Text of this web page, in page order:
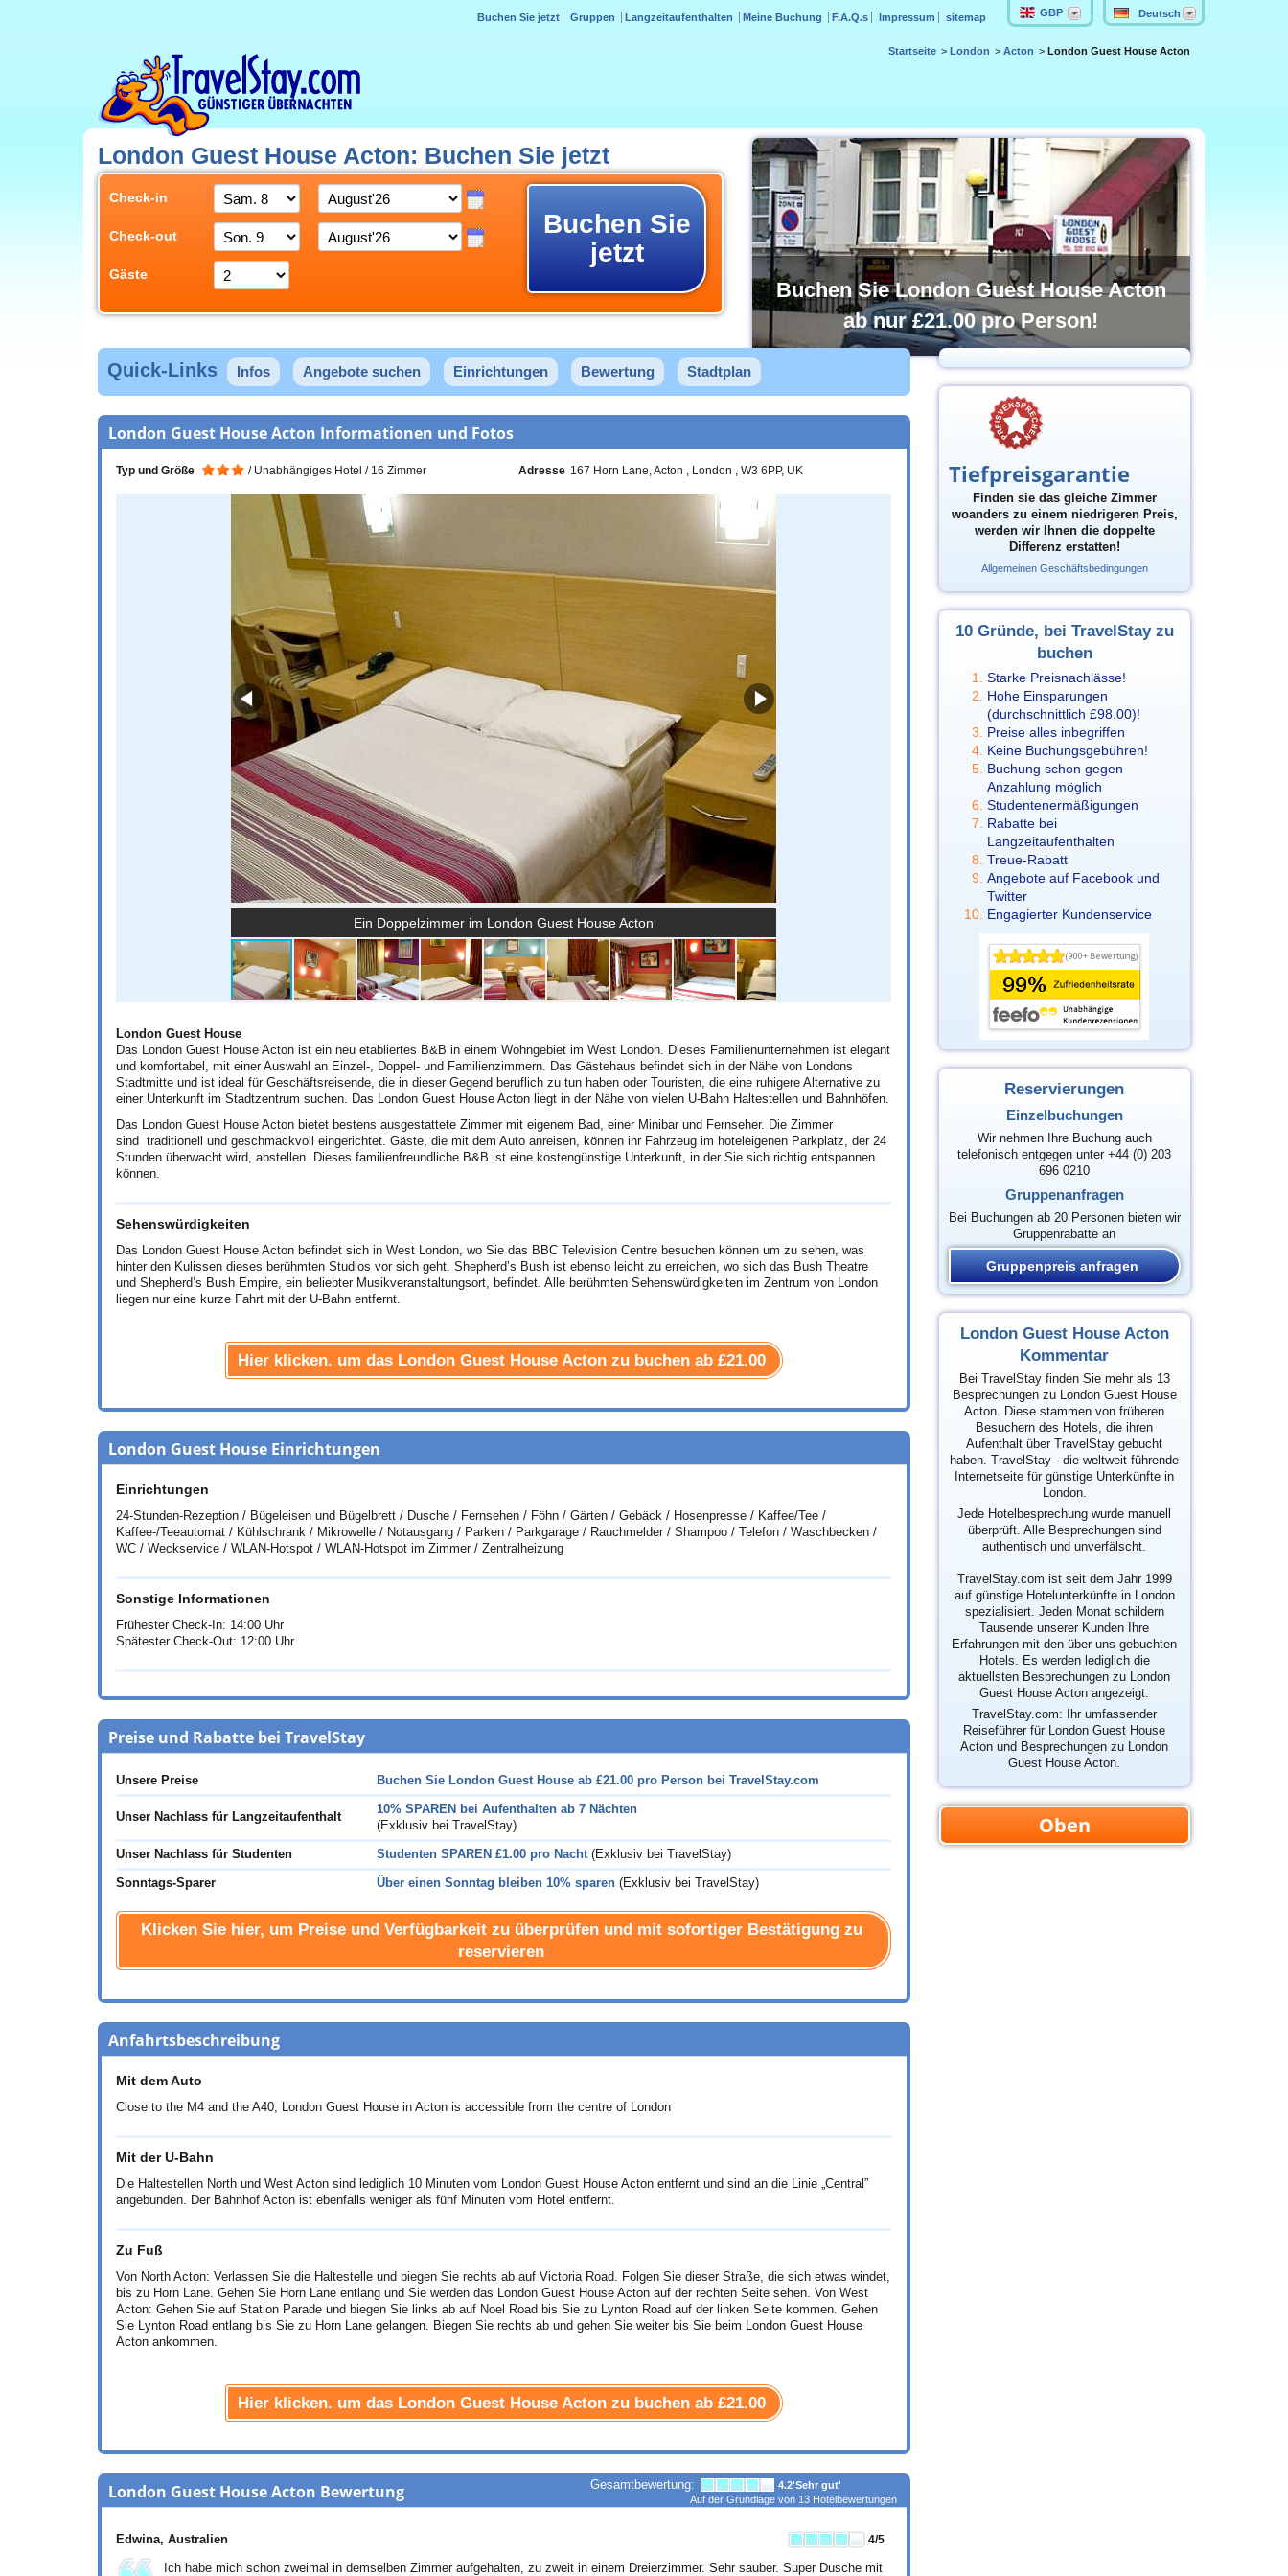
Deutsch
GBP
Buchen Sie jetzt Gruppen Langzeitaufenthalten Meine Buchung F.A.Q.s Impressum sitemap
Startseite London Acton London Guest House Acton
London Guest House Acton: Buchen Sie jetzt
Check-in
Check-out
Gäste
Buchen Sie
jetzt
Buchen Sie London Guest House Acton
ab nur£21.00pro Person!
Quick-Links Infos Angebote suchen Einrichtungen Bewertung Stadtplan
London Guest House Acton Informationen und Fotos
Typ und Größe Unabhängiges Hotel 16 Zimmer Adresse 167 Horn Lane Acton London W3 6PP UK
Ein Doppelzimmer im London Guest House Acton
London Guest House
Das London Guest House Acton ist ein neu etabliertes B&B in einem Wohngebiet im West London. Dieses Familienunternehmen ist elegant
und komfortabel, mit einer Auswahl an Einzel-, Doppel- und Familienzimmern. Das Gästehaus befindet sich in der Nähe von Londons
Stadtmitte und ist ideal für Geschäftsreisende, die in dieser Gegend beruflich zu tun haben oder Touristen, die eine ruhigere Alternative zu
einer Unterkunft im Stadtzentrum suchen. Das London Guest House Acton liegt in der Nähe von vielen U-Bahn Haltestellen und Bahnhöfen.
Das London Guest House Acton bietet bestens ausgestattete Zimmer mit eigenem Bad, einer Minibar und Fernseher. Die Zimmer
sind traditionell und geschmackvoll eingerichtet. Gäste, die mit dem Auto anreisen, können ihr Fahrzeug im hoteleigenen Parkplatz, der 24
Stunden überwacht wird, abstellen. Dieses familienfreundliche B&B ist eine kostengünstige Unterkunft, in der Sie sich richtig entspannen
können.
Sehenswürdigkeiten
Das London Guest House Acton befindet sich in West London, wo Sie das BBC Television Centre besuchen können um zu sehen, was
hinter den Kulissen dieses berühmten Studios vor sich geht. Shepherd’s Bush ist ebenso leicht zu erreichen, wo sich das Bush Theatre
und Shepherd’s Bush Empire, ein beliebter Musikveranstaltungsort, befindet. Alle berühmten Sehenswürdigkeiten im Zentrum von London
liegen nur eine kurze Fahrt mit der U-Bahn entfernt.
Hier klicken. um das London Guest House Acton zu buchen ab £21.00
London Guest House Einrichtungen
Einrichtungen
24-Stunden-Rezeption / Bügeleisen und Bügelbrett / Dusche / Fernsehen / Föhn / Gärten / Gebäck / Hosenpresse / Kaffee/Tee /
Kaffee-/Teeautomat / Kühlschrank / Mikrowelle / Notausgang / Parken / Parkgarage / Rauchmelder / Shampoo / Telefon / Waschbecken /
WC / Weckservice / WLAN-Hotspot / WLAN-Hotspot im Zimmer / Zentralheizung
Sonstige Informationen
Frühester Check-In: 14:00 Uhr
Spätester Check-Out: 12:00 Uhr
Preise und Rabatte bei TravelStay
Unsere Preise Buchen Sie London Guest House ab £21.00 pro Person bei TravelStay.com
Unser Nachlass für Langzeitaufenthalt
10% SPAREN bei Aufenthalten ab 7 Nächten
(Exklusiv bei TravelStay)
Unser Nachlass für Studenten Studenten SPAREN £1.00 pro Nacht(Exklusiv bei TravelStay)
Sonntags-Sparer Über einen Sonntag bleiben 10% sparen (Exklusiv bei TravelStay)
Klicken Sie hier, um Preise und Verfügbarkeit zu überprüfen und mit sofortiger Bestätigung zu
reservieren
Anfahrtsbeschreibung
Mit dem Auto
Close to the M4 and the A40, London Guest House in Acton is accessible from the centre of London
Mit der U-Bahn
Die Haltestellen North und West Acton sind lediglich 10 Minuten vom London Guest House Acton entfernt und sind an die Linie „Central”
angebunden. Der Bahnhof Acton ist ebenfalls weniger als fünf Minuten vom Hotel entfernt.
Zu Fuß
Von North Acton: Verlassen Sie die Haltestelle und biegen Sie rechts ab auf Victoria Road. Folgen Sie dieser Straße, die sich etwas windet,
bis zu Horn Lane. Gehen Sie Horn Lane entlang und Sie werden das London Guest House Acton auf der rechten Seite sehen. Von West
Acton: Gehen Sie auf Station Parade und biegen Sie links ab auf Noel Road bis Sie zu Lynton Road auf der linken Seite kommen. Gehen
Sie Lynton Road entlang bis Sie zu Horn Lane gelangen. Biegen Sie rechts ab und gehen Sie weiter bis Sie beim London Guest House
Acton ankommen.
Hier klicken. um das London Guest House Acton zu buchen ab £21.00
London Guest House Acton Bewertung Gesamtbewertung: 4.2'Sehr gut'
Auf der Grundlage von 13Hotelbewertungen
Edwina, Australien 4/5
Ich habe mich schon zweimal in demselben Zimmer aufgehalten, zu zweit in einem Dreierzimmer. Sehr sauber. Super Dusche mit
Tiefpreisgarantie
Finden sie das gleiche Zimmer
woanders zu einem niedrigeren Preis,
werden wir Ihnen die doppelte
Differenz erstatten!
Allgemeinen Geschäftsbedingungen
10 Gründe, bei TravelStay zu
buchen
Starke Preisnachlässe!
Hohe Einsparungen
(durchschnittlich £98.00)!
Preise alles inbegriffen
Keine Buchungsgebühren!
Buchung schon gegen
Anzahlung möglich
Studentenermäßigungen
Rabatte bei
Langzeitaufenthalten
Treue-Rabatt
Angebote auf Facebook und
Twitter
Engagierter Kundenservice
Reservierungen
Einzelbuchungen
Wir nehmen Ihre Buchung auch
telefonisch entgegen unter +44 (0) 203
696 0210
Gruppenanfragen
Bei Buchungen ab 20 Personen bieten wir
Gruppenrabatte an
Gruppenpreis anfragen
London Guest House Acton
Kommentar
Bei TravelStay finden Sie mehr als 13
Besprechungen zu London Guest House
Acton. Diese stammen von früheren
Besuchern des Hotels, die ihren
Aufenthalt über TravelStay gebucht
haben. TravelStay - die weltweit führende
Internetseite für günstige Unterkünfte in
London.
Jede Hotelbesprechung wurde manuell
überprüft. Alle Besprechungen sind
authentisch und unverfälscht.
TravelStay.com ist seit dem Jahr 1999
auf günstige Hotelunterkünfte in London
spezialisiert. Jeden Monat schildern
Tausende unserer Kunden Ihre
Erfahrungen mit den über uns gebuchten
Hotels. Es werden lediglich die
aktuellsten Besprechungen zu London
Guest House Acton angezeigt.
TravelStay.com: Ihr umfassender
Reiseführer für London Guest House
Acton und Besprechungen zu London
Guest House Acton.
Oben